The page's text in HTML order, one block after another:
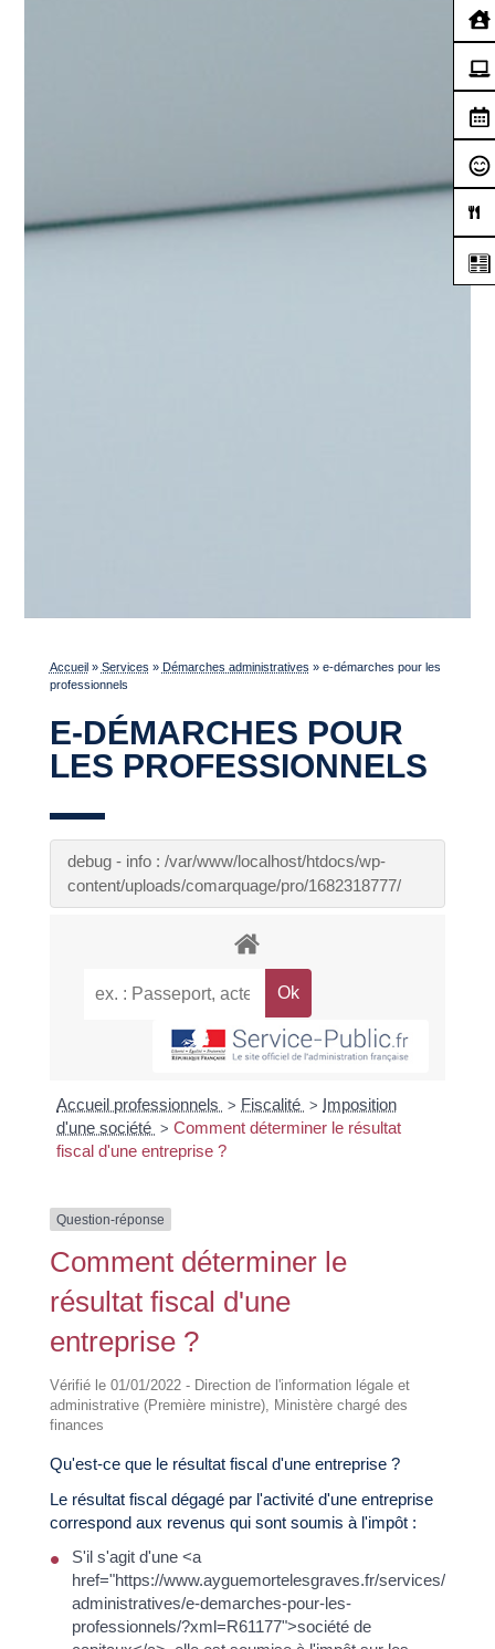
Accueil» Services » Démarches administratives » e-démarches pour les
professionnels
E-DÉMARCHES POUR
LES PROFESSIONNELS
debug - info : /var/www/localhost/htdocs/wp-
content/uploads/comarquage/pro/1682318777/
Accueil professionnels > Fiscalité > Imposition
d'une société > Comment déterminer le résultat
fiscal d'une entreprise ?
Question-réponse
Comment déterminer le
résultat fiscal d'une
entreprise ?
Vérifié le 01/01/2022 - Direction de l'information légale et
administrative (Première ministre), Ministère chargé des
finances
Qu'est-ce que le résultat fiscal d'une entreprise ?
Le résultat fiscal dégagé par l'activité d'une entreprise
correspond aux revenus qui sont soumis à l'impôt :
S'il s'agit d'une <a
href="https://www.ayguemortelesgraves.fr/services/
administratives/e-demarches-pour-les-
professionnels/?xml=R61177">société de